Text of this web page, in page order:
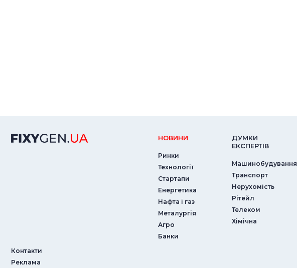
Контакти
Реклама
НОВИНИ
Ринки
Технології
Стартапи
Енергетика
Нафта і газ
Металургія
Агро
Банки
ДУМКИ
ЕКСПЕРТIВ
Машинобудування
Транспорт
Нерухомість
Рітейл
Телеком
Хімічна